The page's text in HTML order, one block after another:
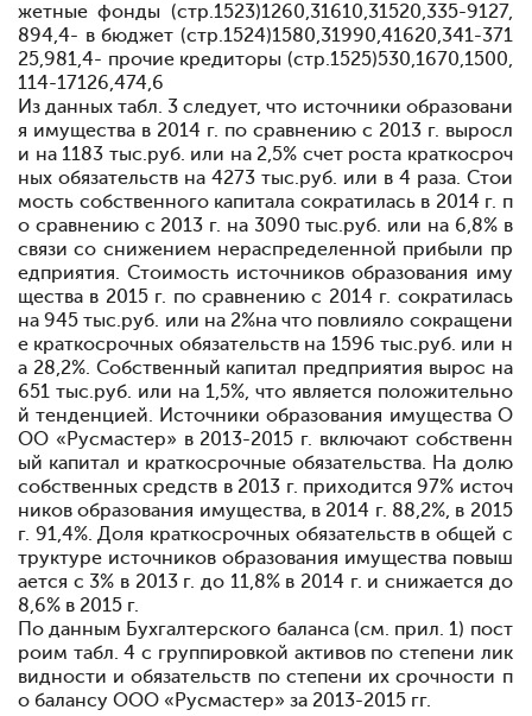
жетные фонды (стр.1523)1260,31610,31520,335-9127,
894,4- в бюджет (стр.1524)1580,31990,41620,341-371
25,981,4- прочие кредиторы (стр.1525)530,1670,1500,
114-17126,474,6
Из данных табл. 3 следует, что источники образовани
я имущества в 2014 г. по сравнению с 2013 г. выросл
и на 1183 тыс.руб. или на 2,5% счет роста краткосроч
ных обязательств на 4273 тыс.руб. или в 4 раза. Стои
мость собственного капитала сократилась в 2014 г. п
о сравнению с 2013 г. на 3090 тыс.руб. или на 6,8% в
связи со снижением нераспределенной прибыли пр
едприятия. Стоимость источников образования иму
щества в 2015 г. по сравнению с 2014 г. сократилась
на 945 тыс.руб. или на 2%на что повлияло сокращени
е краткосрочных обязательств на 1596 тыс.руб. или н
а 28,2%. Собственный капитал предприятия вырос на
651 тыс.руб. или на 1,5%, что является положительно
й тенденцией. Источники образования имущества О
ОО «Русмастер» в 2013-2015 г. включают собственн
ый капитал и краткосрочные обязательства. На долю
собственных средств в 2013 г. приходится 97% источ
ников образования имущества, в 2014 г. 88,2%, в 2015
г. 91,4%. Доля краткосрочных обязательств в общей с
труктуре источников образования имущества повыш
ается с 3% в 2013 г. до 11,8% в 2014 г. и снижается до
8,6% в 2015 г.
По данным Бухгалтерского баланса (см. прил. 1) пост
роим табл. 4 с группировкой активов по степени лик
видности и обязательств по степени их срочности п
о балансу ООО «Русмастер» за 2013-2015 гг.